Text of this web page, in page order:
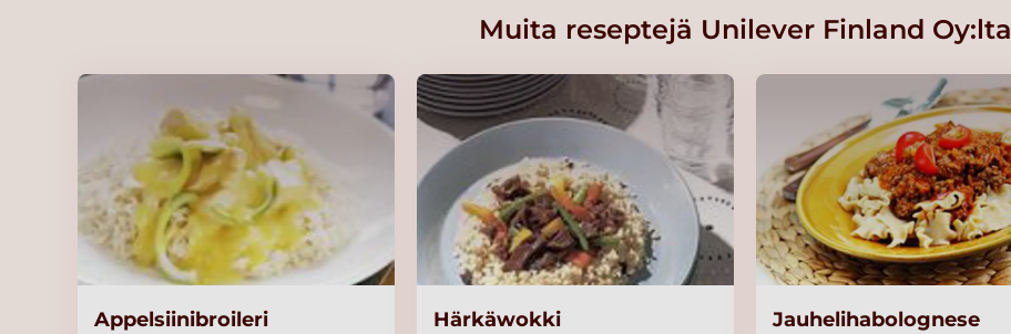
Knorr Vaalea peruskastike 4,25 kg/50
L
Lue lisää
KNORR Penne Luomu,
runsaskuituinen 3 kg
Lue lisää
Muita reseptejä Unilever Finland Oy:lta
Appelsiinibroileri Härkäwokki Jauhelihabolognese